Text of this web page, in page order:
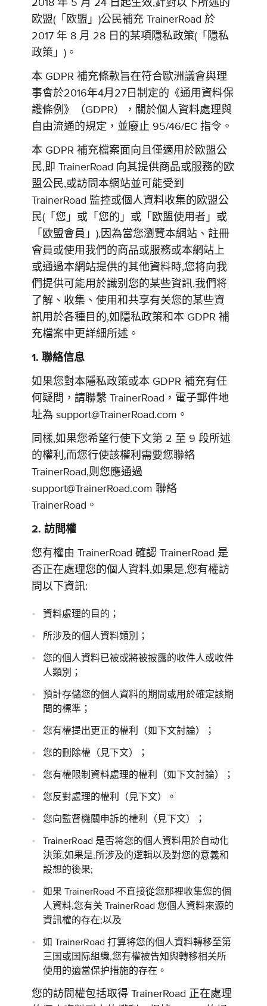
欧盟(「欧盟」)公民補充 TrainerRoad 於
2017 年 8 月 28 日的某項隱私政策(「隱私
政策」)。
本 GDPR 補充條款旨在符合歐洲議會與理
事會於2016年4月27日制定的《通用資料保
護條例》（GDPR），關於個人資料處理與
自由流通的規定，並廢止 95/46/EC 指令。
本 GDPR 補充檔案面向且僅適用於欧盟公
民,即 TrainerRoad 向其提供商品或服務的欧
盟公民,或訪問本網站並可能受到
TrainerRoad 監控或個人資料收集的欧盟公
民(「您」或「您的」或「欧盟使用者」或
「欧盟會員」),因為當您瀏覽本網站、註冊
會員或使用我們的商品或服務或本網站上
或通過本網站提供的其他資料時,您将向我
們提供可能用於識别您的某些資訊,我們将
了解、收集、使用和共享有关您的某些資
訊用於各種目的,如隱私政策和本 GDPR 補
充檔案中更詳細所述。
1. 聯絡信息
如果您對本隱私政策或本 GDPR 補充有任
何疑問，請聯繫 TrainerRoad，電子郵件地
址為 support@TrainerRoad.com。
同樣,如果您希望行使下文第 2 至 9 段所述
的權利,而您行使該權利需要您聯絡
TrainerRoad,则您應通過
support@TrainerRoad.com 聯絡
TrainerRoad。
2. 訪問權
您有權由 TrainerRoad 確認 TrainerRoad 是
否正在處理您的個人資料,如果是,您有權訪
問以下資訊:
資料處理的目的；
所涉及的個人資料類別；
您的個人資料已被或將被披露的收件人或收件
人類別；
預計存儲您的個人資料的期間或用於確定該期
間的標準；
您有權提出更正的權利（如下文討論）；
您的刪除權（見下文）；
您有權限制資料處理的權利（如下文討論）；
您反對處理的權利（見下文）。
您向監督機關申訴的權利（見下文）；
TrainerRoad 是否将您的個人資料用於自动化
決策,如果是,所涉及的逻輯以及對您的意義和
設想的後果;
如果 TrainerRoad 不直接從您那裡收集您的個
人資料,您有关 TrainerRoad 您個人資料來源的
資訊權的存在;以及
如 TrainerRoad 打算将您的個人資料轉移至第
三国或国际組織,您有權被告知與轉移相关所
使用的適當保护措施的存在。
您的訪問權包括取得 TrainerRoad 正在處理